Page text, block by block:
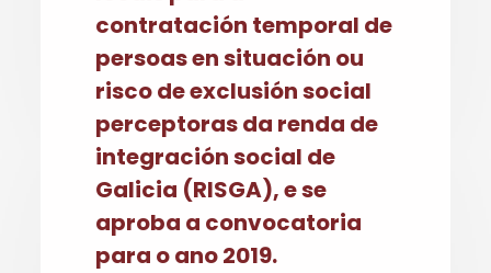
contratación temporal de
persoas en situación ou
risco de exclusión social
perceptoras da renda de
integración social de
Galicia (RISGA), e se
aproba a convocatoria
para o ano 2019.